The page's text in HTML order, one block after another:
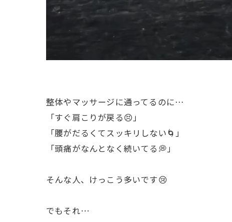
整体やマッサージに通ってるのに…
「すぐ肩こりが戻る😣」
「腰がだるくてスッキリしない🌀」
「頭痛がなんとなく続いてる💭」
そんな人、けっこう多いです😢
でもそれ…